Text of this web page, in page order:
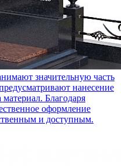
значительную часть
нанесение
Благодаря
оформление
и доступным.